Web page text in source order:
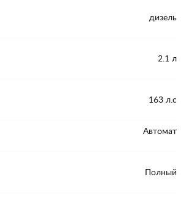
дизель
2.1 л
163 л.с
Автомат
Полный